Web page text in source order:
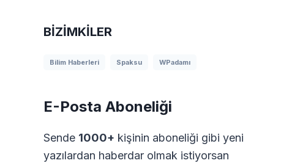
BIZIMKILER
Bilim Haberleri Spaksu WPadamı
E-Posta Aboneliği
Sende 1000+ kişinin aboneliği gibi yeni
yazılardan haberdar olmak istiyorsan